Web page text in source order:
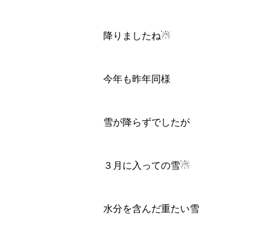
降りましたね☃
今年も昨年同様
雪が降らずでしたが
３月に入っての雪☃
水分を含んだ重たい雪